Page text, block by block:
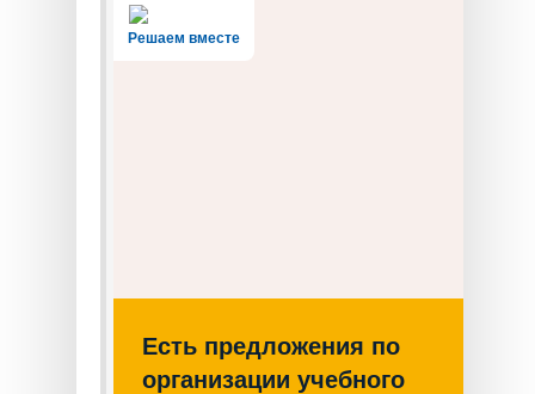
Решаем вместе
Есть предложения по
организации учебного